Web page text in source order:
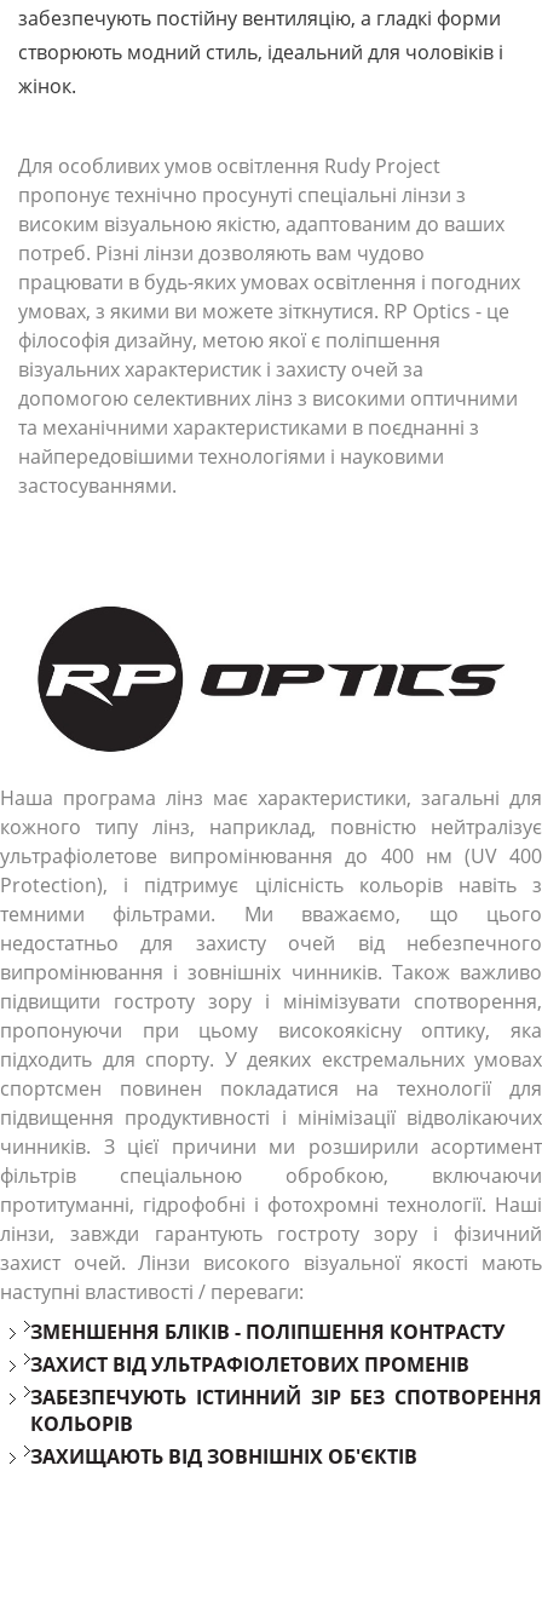
забезпечують постійну вентиляцію, а гладкі форми
створюють модний стиль, ідеальний для чоловіків і
жінок.
Для особливих умов освітлення Rudy Project
пропонує технічно просунуті спеціальні лінзи з
високим візуальною якістю, адаптованим до ваших
потреб. Різні лінзи дозволяють вам чудово
працювати в будь-яких умовах освітлення і погодних
умовах, з якими ви можете зіткнутися. RP Optics - це
філософія дизайну, метою якої є поліпшення
візуальних характеристик і захисту очей за
допомогою селективних лінз з високими оптичними
та механічними характеристиками в поєднанні з
найпередовішими технологіями і науковими
застосуваннями.
Наша програма лінз має характеристики, загальні для
кожного типу лінз, наприклад, повністю нейтралізує
ультрафіолетове випромінювання до 400 нм (UV 400
Protection), і підтримує цілісність кольорів навіть з
темними фільтрами. Ми вважаємо, що цього
недостатньо для захисту очей від небезпечного
випромінювання і зовнішніх чинників. Також важливо
підвищити гостроту зору і мінімізувати спотворення,
пропонуючи при цьому високоякісну оптику, яка
підходить для спорту. У деяких екстремальних умовах
спортсмен повинен покладатися на технології для
підвищення продуктивності і мінімізації відволікаючих
чинників. З цієї причини ми розширили асортимент
фільтрів спеціальною обробкою, включаючи
протитуманні, гідрофобні і фотохромні технології. Наші
лінзи, завжди гарантують гостроту зору і фізичний
захист очей. Лінзи високого візуальної якості мають
наступні властивості / переваги:
ЗМЕНШЕННЯ БЛІКІВ - ПОЛІПШЕННЯ КОНТРАСТУ
ЗАХИСТ ВІД УЛЬТРАФІОЛЕТОВИХ ПРОМЕНІВ
ЗАБЕЗПЕЧУЮТЬ ІСТИННИЙ ЗІР БЕЗ СПОТВОРЕННЯ
КОЛЬОРІВ
ЗАХИЩАЮТЬ ВІД ЗОВНІШНІХ ОБ'ЄКТІВ